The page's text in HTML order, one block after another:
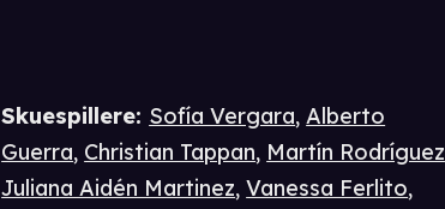
Skuespillere: Sofía Vergara,Alberto
Guerra, Christian Tappan, Martín Rodríguez
Juliana Aidén Martinez,Vanessa Ferlito,